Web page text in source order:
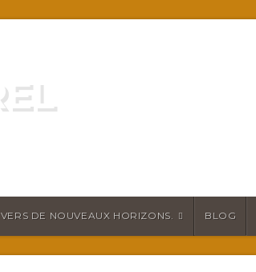
DE NOUVEAUX HORIZONS. BLOG